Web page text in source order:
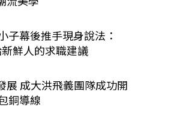
子幕後推手現身說法：
鮮人的求職建議
展 成大洪飛義團隊成功開
銅導線